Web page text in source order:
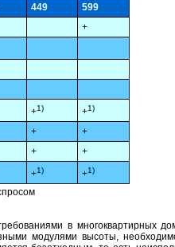
449
599
+
+1) +1)
+
+
+
+
+1) +1)
в многоквартирных
модулями высоты,